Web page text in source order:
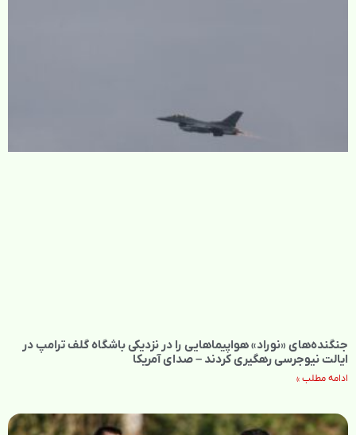
جنگنده‌های «نوراد» هواپیماهایی را در نزدیکی باشگاه گلف ترامپ در
ایالت نیوجرسی رهگیری کردند – صدای آمریکا
ادامه مطلب »